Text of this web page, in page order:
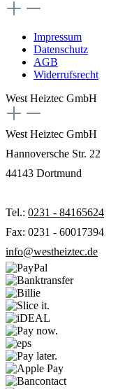
Impressum
Datenschutz
AGB
Widerrufsrecht
West Heiztec GmbH
West Heiztec GmbH
Hannoversche Str. 22
44143 Dortmund
Tel.: 0231 - 84165624
Fax: 0231 - 60017394
info@westheiztec.de